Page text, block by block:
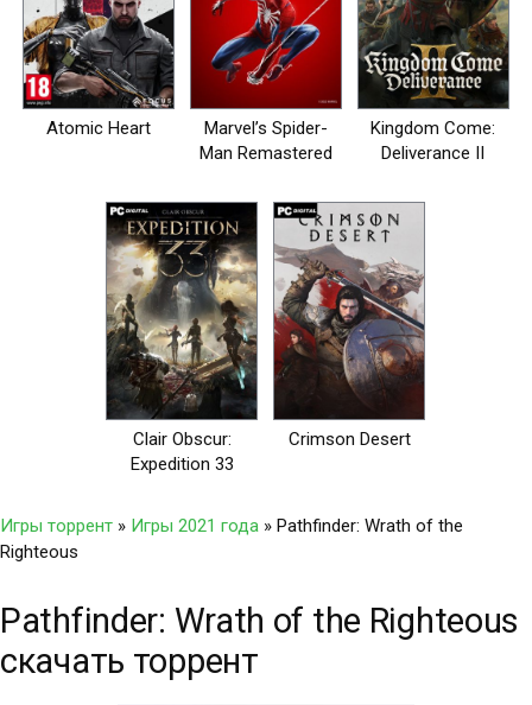
Atomic Heart
Marvel’s Spider-
Man Remastered
Kingdom Come:
Deliverance II
Clair Obscur:
Expedition 33
Crimson Desert
Игры торрент » Игры 2021 года » Pathfinder: Wrath of the
Righteous
Pathfinder: Wrath of the Righteous
скачать торрент